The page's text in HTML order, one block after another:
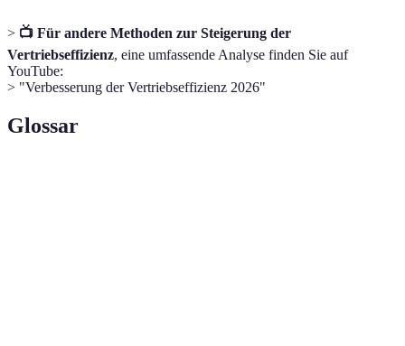
> 📺 Für andere Methoden zur Steigerung der
Vertriebseffizienz, eine umfassende Analyse finden Sie auf
YouTube:
> "Verbesserung der Vertriebseffizienz 2026"
Glossar